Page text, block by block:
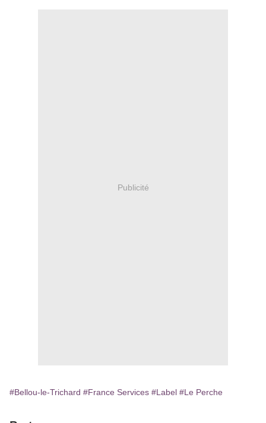
Publicité
#Bellou-le-Trichard #France Services #Label #Le Perche